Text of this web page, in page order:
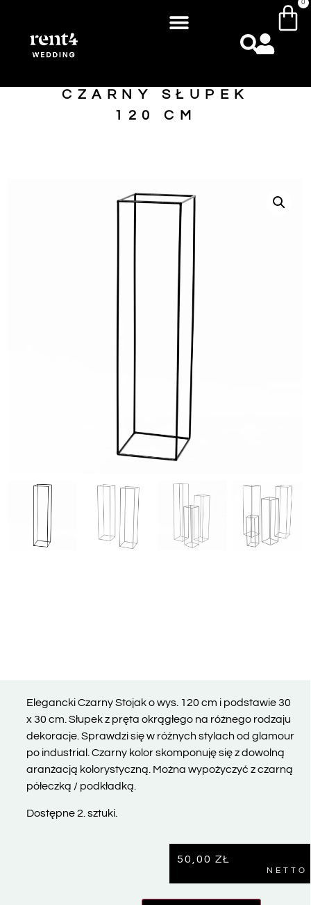
0
CZARNY SŁUPEK
120 CM
Elegancki Czarny Stojak o wys. 120 cm i podstawie 30
x 30 cm. Słupek z pręta okrągłego na różnego rodzaju
dekoracje. Sprawdzi się w różnych stylach od glamour
po industrial. Czarny kolor skomponuję się z dowolną
aranżacją kolorystyczną. Można wypożyczyć z czarną
półeczką / podkładką.
Dostępne 2. sztuki.
50,00 ZŁ
NETTO